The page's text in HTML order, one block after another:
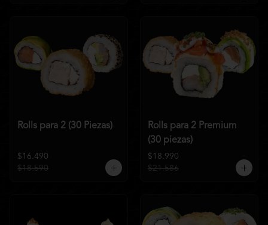
Rolls para 2 (30 Piezas)
$16.490
$18.590
Rolls para 2 Premium
(30 piezas)
$18.990
$21.586